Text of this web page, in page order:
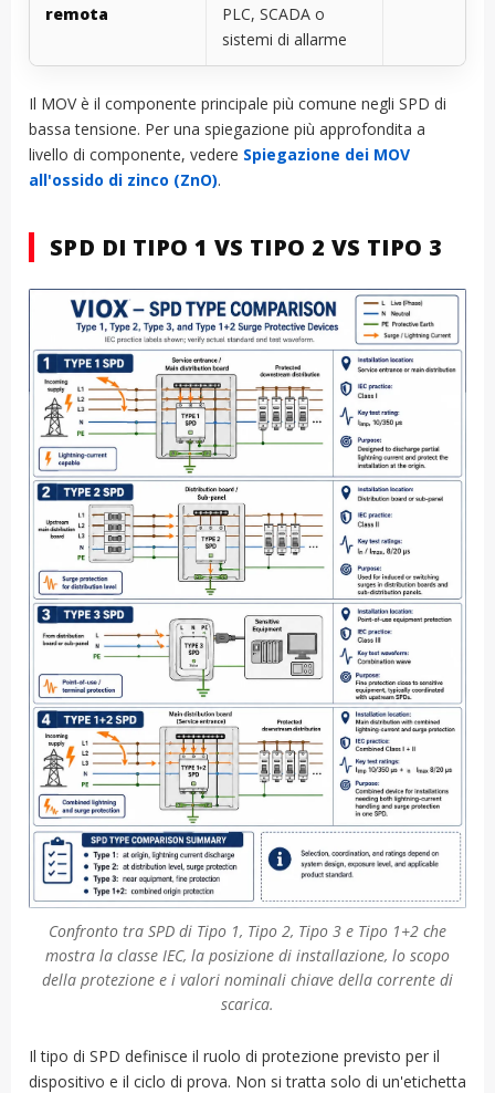
remota
PLC, SCADA o
sistemi di allarme
Il MOV è il componente principale più comune negli SPD di
bassa tensione. Per una spiegazione più approfondita a
livello di componente, vedere Spiegazione dei MOV
all'ossido di zinco (ZnO).
SPD DI TIPO 1 VS TIPO 2 VS TIPO 3
Confronto tra SPD di Tipo 1, Tipo 2, Tipo 3 e Tipo 1+2 che
mostra la classe IEC, la posizione di installazione, lo scopo
della protezione e i valori nominali chiave della corrente di
scarica.
Il tipo di SPD definisce il ruolo di protezione previsto per il
dispositivo e il ciclo di prova. Non si tratta solo di un'etichetta